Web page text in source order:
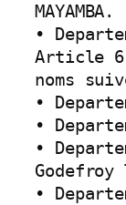
MAYAMBA.
•
Article 6
noms
•
•
•
Godefroy
•